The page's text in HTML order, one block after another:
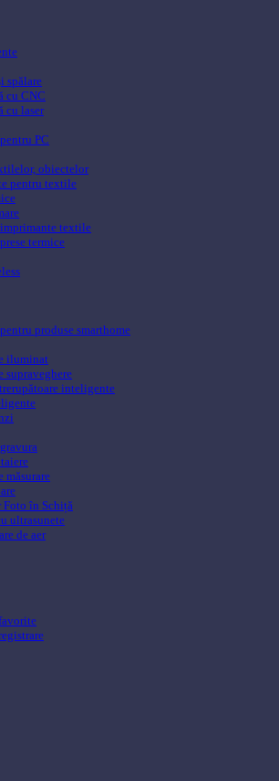
spălare
cu CNC
cu laser
PC
obiectelor
pentru textile
textile
termice
produse smarthome
iluminat
supraveghere
inteligente
măsurare
Foto în Schiță
ultrasunete
de aer